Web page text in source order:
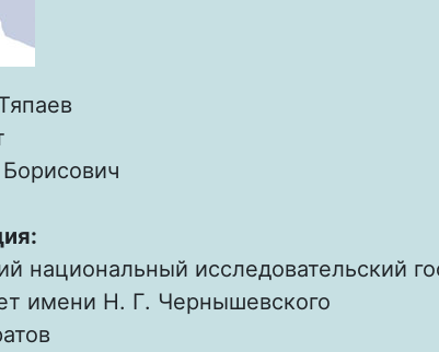
Борисович
национальный исследовательский
имени Н. Г. Чернышевского